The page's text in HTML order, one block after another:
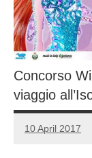
Concorso
viaggio
10 April 2017
Luca
No